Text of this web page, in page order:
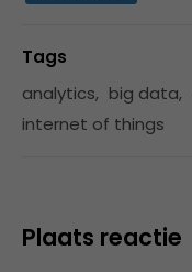
Tags
analytics, big data,
internet of things
Plaats reactie